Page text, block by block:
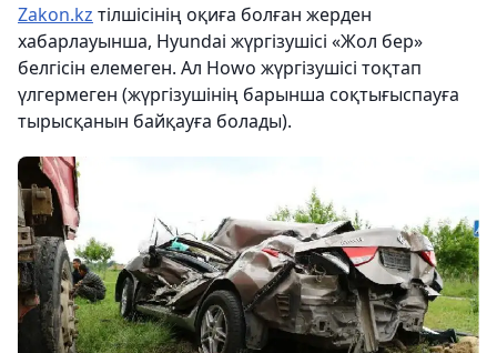
Zakon.kz тілшісінің оқиға болған жерден
хабарлауынша, Hyundai жүргізушісі «Жол бер»
белгісін елемеген. Ал Howo жүргізушісі тоқтап
үлгермеген (жүргізушінің барынша соқтығыспауға
тырысқанын байқауға болады).